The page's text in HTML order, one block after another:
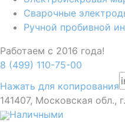
Сварочные
Ручной пробивной
Работаем с 2016 года!
8 (499) 110-75-00
Нажать для копирования
141407, Московская
Наличными